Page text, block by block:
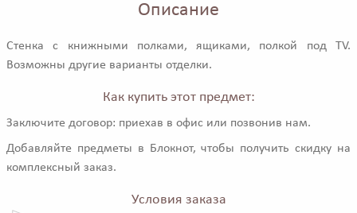
Описание
Стенка с книжными полками, ящиками, полкой под TV.
Возможны другие варианты отделки.
Как купить этот предмет:
Заключите договор: приехав в офис или позвонив нам.
Добавляйте предметы в Блокнот, чтобы получить скидку на
комплексный заказ.
Условия заказа